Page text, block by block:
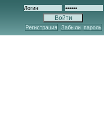
Регистрация Забыли_пароль